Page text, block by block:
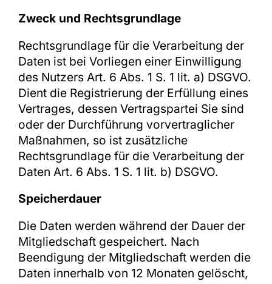
Zweck und Rechtsgrundlage
Rechtsgrundlage für die Verarbeitung der
Daten ist bei Vorliegen einer Einwilligung
des Nutzers Art. 6 Abs. 1 S. 1 lit. a) DSGVO.
Dient die Registrierung der Erfüllung eines
Vertrages, dessen Vertragspartei Sie sind
oder der Durchführung vorvertraglicher
Maßnahmen, so ist zusätzliche
Rechtsgrundlage für die Verarbeitung der
Daten Art. 6 Abs. 1 S. 1 lit. b) DSGVO.
Speicherdauer
Die Daten werden während der Dauer der
Mitgliedschaft gespeichert. Nach
Beendigung der Mitgliedschaft werden die
Daten innerhalb von 12 Monaten gelöscht,